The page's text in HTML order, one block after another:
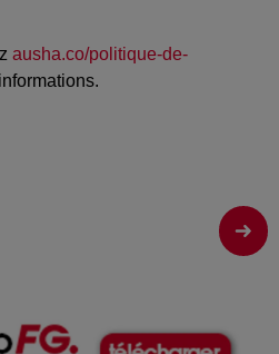
ausha.co/politique-de-